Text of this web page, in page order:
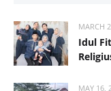
MARCH
Idul
MAY 16,